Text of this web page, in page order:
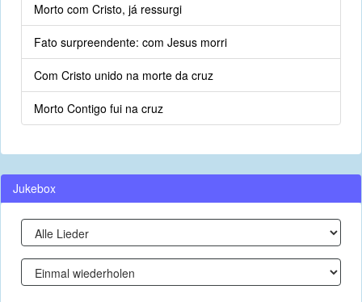
Morto com Cristo, já ressurgi
Fato surpreendente: com Jesus morri
Com Cristo unido na morte da cruz
Morto Contigo fui na cruz
Jukebox